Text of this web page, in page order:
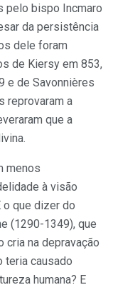
pelo bispo Incmaro
da persistência
dele foram
de Kiersy em 853,
e de Savonnières
reprovaram a
que a
menos
à visão
o que dizer do
(1290-1349), que
cria na depravação
teria causado
humana? E